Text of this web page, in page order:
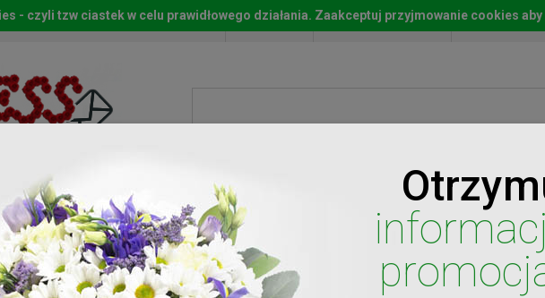
Start Moje konto Lista
Kwiaty
- czyli tzw ciastek w celu prawidłowego działania. Zaakceptuj przyjmowanie cookies